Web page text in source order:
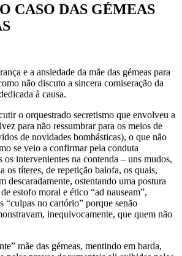
CASO DAS GÉMEAS
e a ansiedade da mãe das gémeas para
não discuto a sincera comiseração da
à causa.
o orquestrado secretismo que envolveu a
para não ressumbrar para os meios de
de novidades bombásticas), o que não
se veio a confirmar pela conduta
os intervenientes na contenda – uns mudos,
os títeres, de repetição balofa, os quais,
descaradamente, ostentando uma postura
estofo moral e ético “ad nauseam”,
“culpas no cartório” porque senão
inequivocamente, que quem não
mãe das gémeas, mentindo em barda,